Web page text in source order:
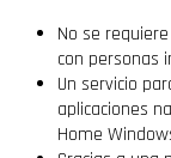
No se
con personas
Un servicio
aplicaciones
Home